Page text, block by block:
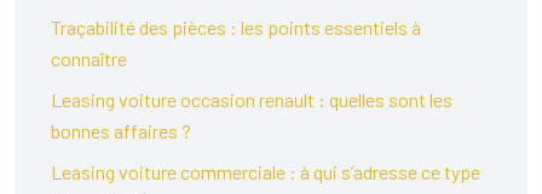
Traçabilité des pièces : les points essentiels à
connaître
Leasing voiture occasion renault : quelles sont les
bonnes affaires ?
Leasing voiture commerciale : à qui s’adresse ce type